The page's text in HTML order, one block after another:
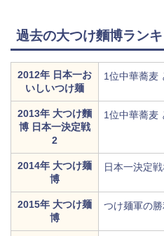
過去の大つけ麵博ラン
2012年 日本一お
いしいつけ麺
1位中華蕎麦
2013年 大つけ麵
博 日本一決定戦
2
1位中華蕎麦
2014年 大つけ麺
博
日本一決定戦
2015年 大つけ麺
博
つけ麺軍の